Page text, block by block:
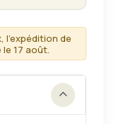
l'expédition de
17 août.